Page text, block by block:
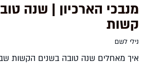
מנבכי הארכיון | שנה
קשות
נילי לשם
איך מאחלים שנה טובה בשנים הקשות